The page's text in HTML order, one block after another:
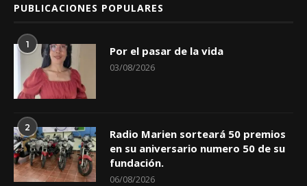
PUBLICACIONES POPULARES
1 Por el pasar de la vida
03/08/2026
2
Radio Marien sorteará 50 premios
en su aniversario numero 50 de su
fundación.
06/08/2026